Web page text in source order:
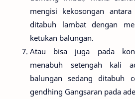
mengisi kekosongan
ditabuh lambat dengan
ketukan balungan.
Atau bisa juga pada
menabuh setengah kali
balungan sedang ditabuh
gendhing Gangsaran pada